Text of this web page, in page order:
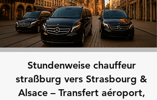
Stundenweise chauffeur
straßburg vers Strasbourg &
Alsace – Transfert aéroport,